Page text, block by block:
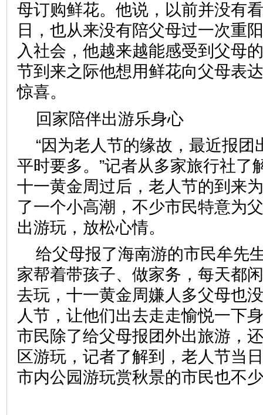
母订购鲜花。他说，以前并没有
日，也从来没有陪父母过一次重
入社会，他越来越能感受到父母
节到来之际他想用鲜花向父母表
惊喜。
回家陪伴出游乐身心
“因为老人节的缘故，最近报
平时要多。”记者从多家旅行社了
十一黄金周过后，老人节的到来
了一个小高潮，不少市民特意为
出游玩，放松心情。
给父母报了海南游的市民牟先
家帮着带孩子、做家务，每天都
去玩，十一黄金周嫌人多父母也
人节，让他们出去走走愉悦一下
市民除了给父母报团外出旅游，
区游玩，记者了解到，老人节当
市内公园游玩赏秋景的市民也不